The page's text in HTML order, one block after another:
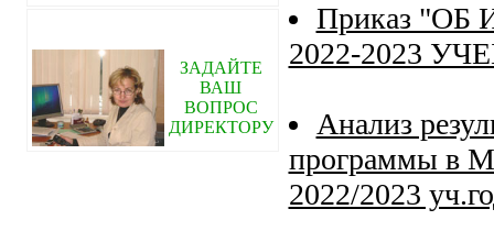
ЗАДАЙТЕ
ВАШ
ВОПРОС
ДИРЕКТОРУ
Приказ
2022-2023
Анализ
программы в
2022/2023